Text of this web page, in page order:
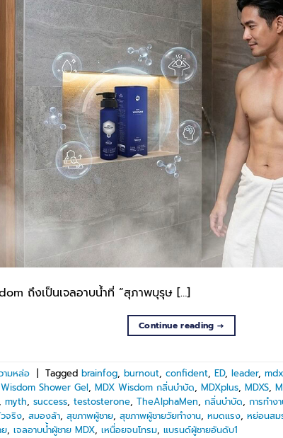
ถึงเป็นเจลอาบน้ำที่ “สุภาพบุรุษ […]
Continue reading→
ามหล่อ | Tagged brainfog, burnout, confident, ED, leader, mdx
Shower Gel, MDX Wisdom กลิ่นบำบัด, MDXplus, MDXS,
, myth, success, testosterone, TheAlphaMen, กลิ่นบำบัด, การทำง
จริง, สมองล้า, สุขภาพผู้ชาย, สุขภาพผู้ชายวัยทำงาน, หมดแรง, หย่อนสม
ย, เจลอาบน้ำผู้ชาย MDX, เหนื่อยจนโทรม, แบรนด์ผู้ชายอันดับ1